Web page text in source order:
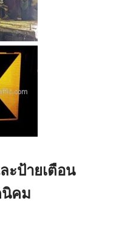
ะป้ายเตือน
นิคม